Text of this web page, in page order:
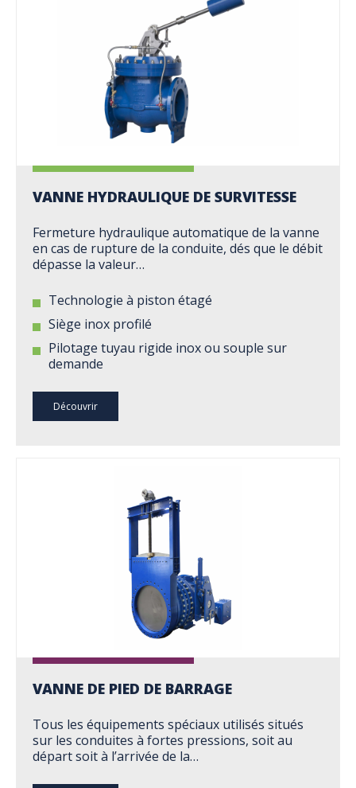
VANNE HYDRAULIQUE DE SURVITESSE
Fermeture hydraulique automatique de la vanne
en cas de rupture de la conduite, dés que le débit
dépasse la valeur…
Technologie à piston étagé
Siège inox profilé
Pilotage tuyau rigide inox ou souple sur
demande
Découvrir
VANNE DE PIED DE BARRAGE
Tous les équipements spéciaux utilisés situés
sur les conduites à fortes pressions, soit au
départ soit à l’arrivée de la…